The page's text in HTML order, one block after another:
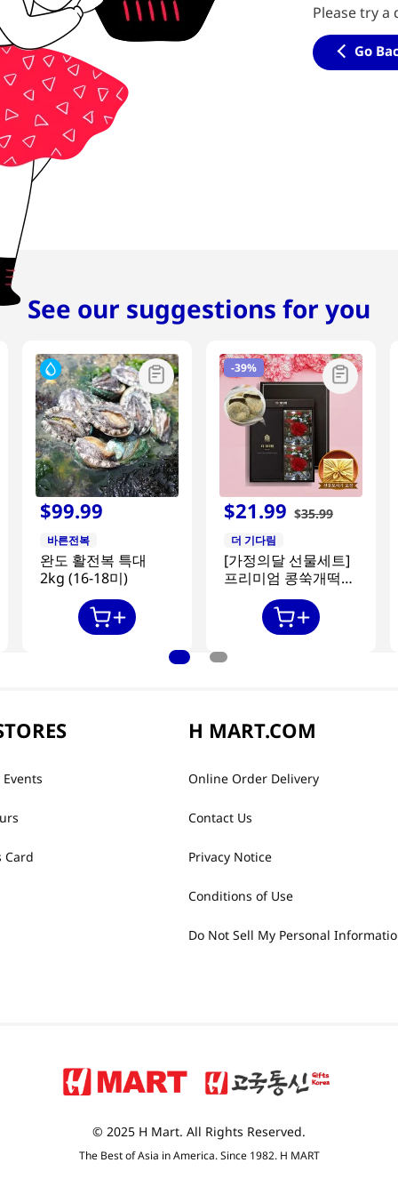
Please try
Go
See our suggestions for you
$99.99
바른전복
완도 활전복 특대
2kg (16-18미)
-39%
$21.99 $35.99
더 기다림
[가정의달 선물세트]
프리미엄 콩쑥개떡
840g + 카네이션 2개
Card
H MART.COM
Online Order Delivery
Contact Us
Privacy Notice
Conditions of Use
Do Not Sell My Personal
© 2025 H Mart. All Rights Reserved.
The Best of Asia in America. Since 1982. H MART